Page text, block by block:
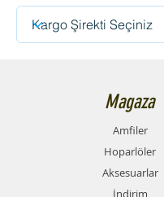
Magaza
Amfiler
Hoparlöler
Aksesuarlar
İndirim